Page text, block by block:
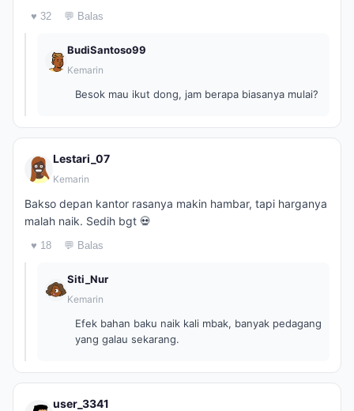
♥ 32 💬 Balas
BudiSantoso99
Kemarin
Besok mau ikut dong, jam berapa biasanya mulai?
Lestari_07
Kemarin
Bakso depan kantor rasanya makin hambar, tapi harganya
malah naik. Sedih bgt 💀
♥ 18 💬 Balas
Siti_Nur
Kemarin
Efek bahan baku naik kali mbak, banyak pedagang
yang galau sekarang.
user_3341